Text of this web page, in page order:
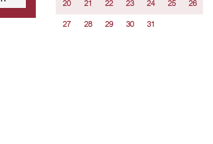
20 21 22 23 24 25 26
27 28 29 30 31